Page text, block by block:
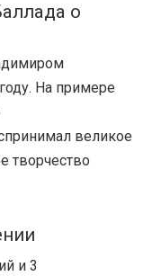
о
На примере
великое
творчество
и 3